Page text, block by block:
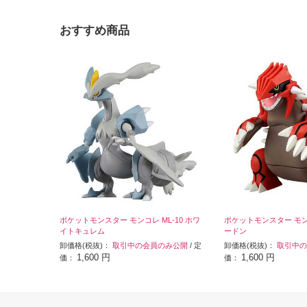
おすすめ商品
ポケットモンスター モンコレ ML-10 ホワ
イトキュレム
卸価格(税抜)： 取引中の会員のみ公開 / 定
価： 1,600 円
ポケットモンスター モ
ードン
卸価格(税抜)： 取引中
価： 1,600 円